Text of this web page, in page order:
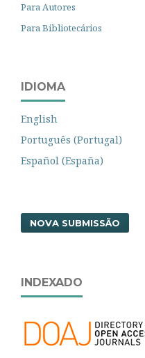
Para Autores
Para Bibliotecários
IDIOMA
English
Português (Portugal)
Español (España)
NOVA SUBMISSÃO
INDEXADO